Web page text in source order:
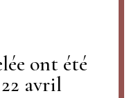
ont été
avril